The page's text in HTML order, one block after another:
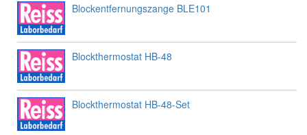
Blockentfernungszange BLE101
Blockthermostat HB-48
Blockthermostat HB-48-Set